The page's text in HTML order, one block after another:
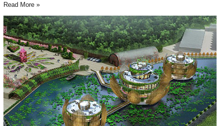
Read More »
湖
南
永
州
·
江
南
艺
人
总